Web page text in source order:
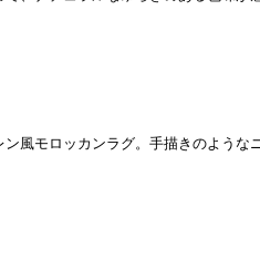
風モロッカンラグ。手描きのよう